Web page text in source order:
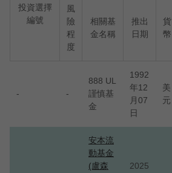
投資選擇
編號
風
險
程
度
相關基
金名稱
推出
日期
貨
幣
- -
888 UL
謹慎基
金
1992
年12
月07
日
美
元
安本流
動基金
(盧森
2025